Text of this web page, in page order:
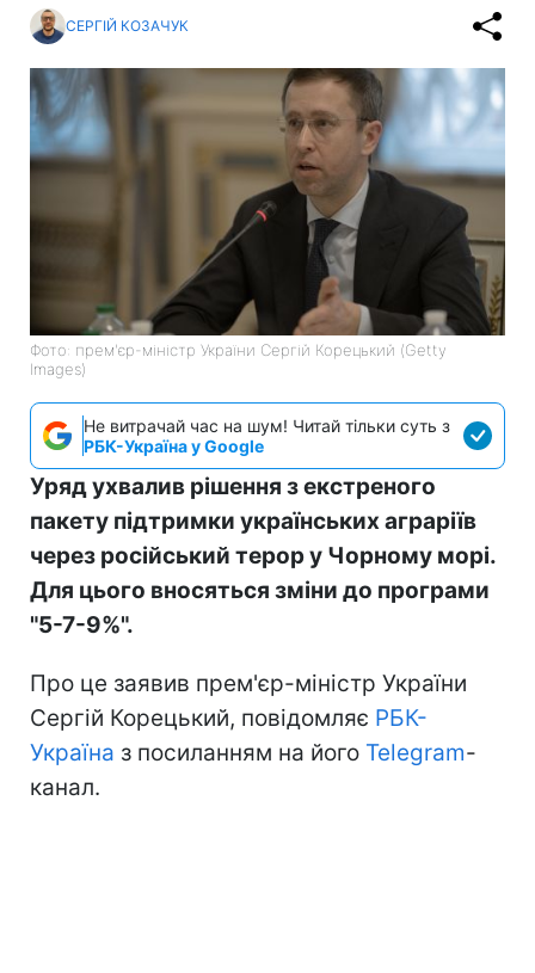
СЕРГІЙ КОЗАЧУК
Фото: прем'єр-міністр України Сергій Корецький (Getty
Images)
Не витрачай час на шум! Читай тільки суть з
РБК-Україна у Google
Уряд ухвалив рішення з екстреного
пакету підтримки українських аграріїв
через російський терор у Чорному морі.
Для цього вносяться зміни до програми
"5-7-9%".
Про це заявив прем'єр-міністр України
Сергій Корецький, повідомляє РБК-
Україна з посиланням на його Telegram-
канал.